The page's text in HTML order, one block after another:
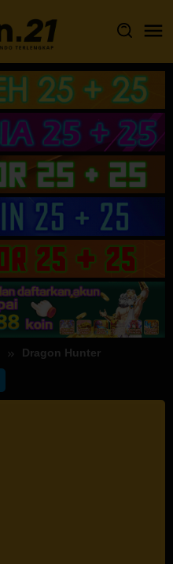
Dragon Hunter